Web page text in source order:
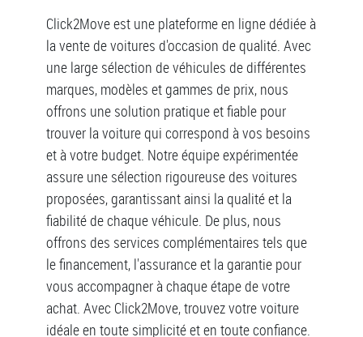
Click2Move est une plateforme en ligne dédiée à
la vente de voitures d'occasion de qualité. Avec
une large sélection de véhicules de différentes
marques, modèles et gammes de prix, nous
offrons une solution pratique et fiable pour
trouver la voiture qui correspond à vos besoins
et à votre budget. Notre équipe expérimentée
assure une sélection rigoureuse des voitures
proposées, garantissant ainsi la qualité et la
fiabilité de chaque véhicule. De plus, nous
offrons des services complémentaires tels que
le financement, l'assurance et la garantie pour
vous accompagner à chaque étape de votre
achat. Avec Click2Move, trouvez votre voiture
idéale en toute simplicité et en toute confiance.